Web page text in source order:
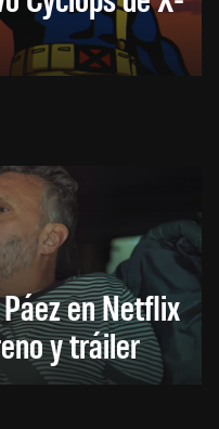
en Netflix
y tráiler